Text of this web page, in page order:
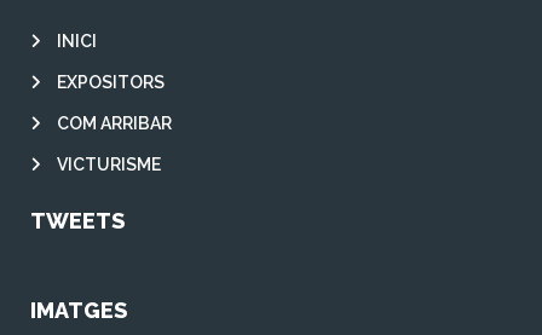
INICI
EXPOSITORS
COM ARRIBAR
VICTURISME
TWEETS
IMATGES